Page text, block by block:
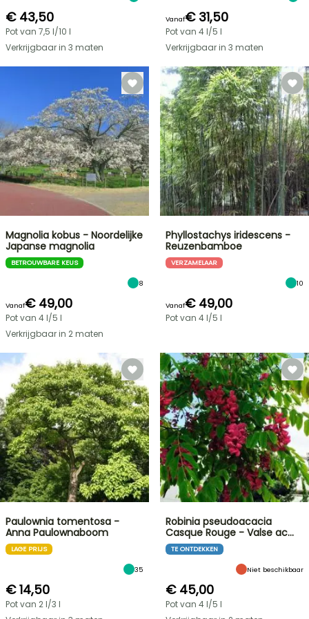
€ 43,50
Pot van 7,5 l/10 l
Verkrijgbaar in 3 maten
Vanaf€ 31,50
Pot van 4 l/5 l
Verkrijgbaar in 3 maten
Magnolia kobus - Noordelijke
Japanse magnolia
BETROUWBARE KEUS
8
Vanaf€ 49,00
Pot van 4 l/5 l
Verkrijgbaar in 2 maten
Phyllostachys iridescens -
Reuzenbamboe
VERZAMELAAR
10
Vanaf€ 49,00
Pot van 4 l/5 l
Paulownia tomentosa -
Anna Paulownaboom
LAGE PRIJS
35
€ 14,50
Pot van 2 l/3 l
Robinia pseudoacacia
Casque Rouge - Valse ac…
TE ONTDEKKEN
Niet beschikbaar
€ 45,00
Pot van 4 l/5 l